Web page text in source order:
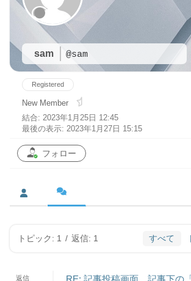
sam @sam
Registered
New Member
結合: 2023年1月25日 12:45
最後の表示: 2023年1月27日 15:15
フォロー
トピック: 1 / 返信: 1 すべて
返信
RE: 記事投稿画面、記事下の